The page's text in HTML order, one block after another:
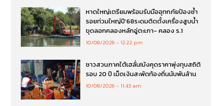
หาดใหญ่เตรียมพร้อมรับมืออุทกภัยป้องซ้ำ
รอยท่วมใหญ่ปี’68ระดมติดตั้งเครื่องสูบน้ำ
ขุดลอกคลองหลักอู่ตะเภา- คลอง ร.1
10/08/2026 12:22 pm
ชาวสวนภาคใต้เฮลั่น!มังคุดราคาพุ่งทุบสถิติ
รอบ 20 ปี เม็ดเงินสะพัดท้องถิ่นนับพันล้าน
10/08/2026 11:43 am